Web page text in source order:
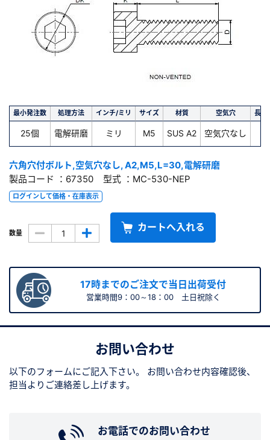
最小発注数 処理方法 インチ/ミリ サイズ 材質 空気穴 長
25個 電解研磨 ミリ M5 SUS A2 空気穴なし
六角穴付ボルト,空気穴なし, A2,M5,L=30,電解研磨
製品コード ：67350 型式 ：MC-530-NEP
ログインして価格・在庫表示
数量 カートへ入れる
17時までのご注文で当日出荷受付
営業時間9：00～18：00 土日祝除く
お問い合わせ
以下のフォームにご記入下さい。
お問い合わせ内容確認後、
担当よりご連絡差し上げます。
お電話でのお問い合わせ